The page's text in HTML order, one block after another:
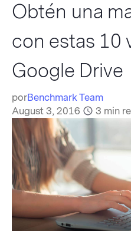
Obtén una
con estas 10
Google Drive
porBenchmark Team
August 3, 2016
3 min